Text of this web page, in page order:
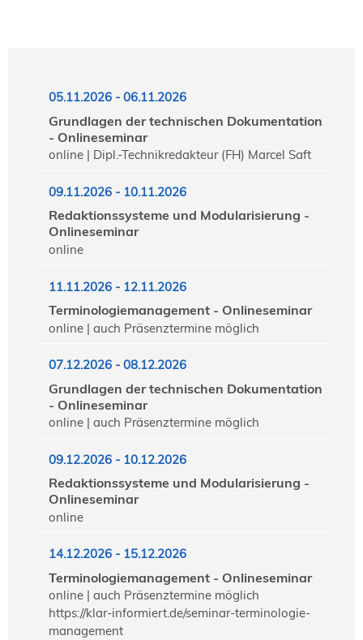
05.11.2026 - 06.11.2026
Grundlagen der technischen Dokumentation
- Onlineseminar
online | Dipl.-Technikredakteur (FH) Marcel Saft
09.11.2026 - 10.11.2026
Redaktionssysteme und Modularisierung -
Onlineseminar
online
11.11.2026 - 12.11.2026
Terminologiemanagement - Onlineseminar
online | auch Präsenztermine möglich
07.12.2026 - 08.12.2026
Grundlagen der technischen Dokumentation
- Onlineseminar
online | auch Präsenztermine möglich
09.12.2026 - 10.12.2026
Redaktionssysteme und Modularisierung -
Onlineseminar
online
14.12.2026 - 15.12.2026
Terminologiemanagement - Onlineseminar
online | auch Präsenztermine möglich
https://klar-informiert.de/seminar-terminologie-
management